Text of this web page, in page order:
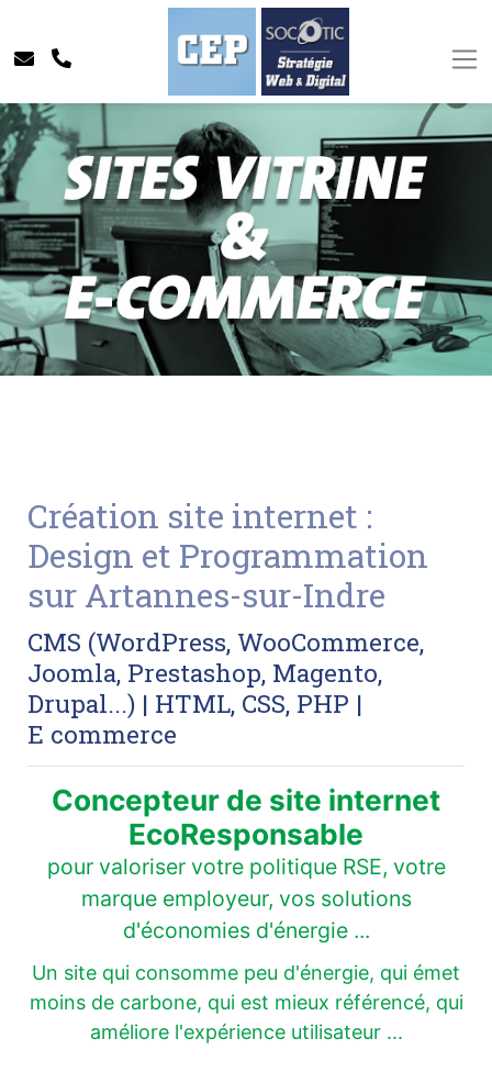
Création site internet :
Design et Programmation
sur Artannes-sur-Indre
CMS (WordPress, WooCommerce,
Joomla, Prestashop, Magento,
Drupal...) | HTML, CSS, PHP |
E commerce
Concepteur de site internet
EcoResponsable
pour valoriser votre politique RSE, votre
marque employeur, vos solutions
d'économies d'énergie ...
Un site qui consomme peu d'énergie, qui émet
moins de carbone, qui est mieux référencé, qui
améliore l'expérience utilisateur ...